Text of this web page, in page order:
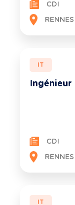
CDI
RENNES
IT
CDI
RENNES
IT